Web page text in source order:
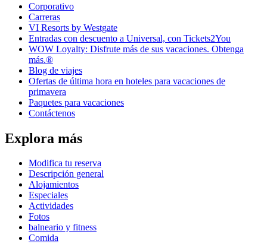
Corporativo
Carreras
VI Resorts by Westgate
Entradas con descuento a Universal, con Tickets2You
WOW Loyalty: Disfrute más de sus vacaciones. Obtenga
más.®
Blog de viajes
Ofertas de última hora en hoteles para vacaciones de
primavera
Paquetes para vacaciones
Contáctenos
Explora más
Modifica tu reserva
Descripción general
Alojamientos
Especiales
Actividades
Fotos
balneario y fitness
Comida